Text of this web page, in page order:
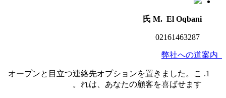
氏 M. El Oqbani
オープンと目立つ連絡先オプションを置きました。こ
れは、あなたの顧客を喜ばせます。